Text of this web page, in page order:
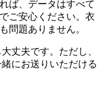
ば、データはすべて
ご安心ください。衣
問題ありません。
丈夫です。ただし、
にお送りいただける